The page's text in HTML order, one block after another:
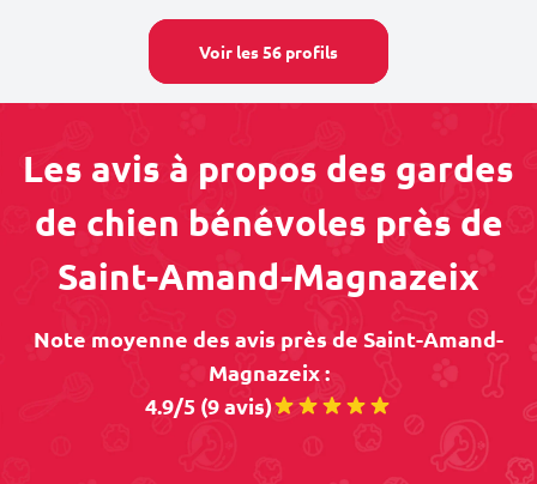
Voir les 56 profils
Les avis à propos des gardes
de chien bénévoles près de
Saint-Amand-Magnazeix
Note moyenne des avis près de Saint-Amand-
Magnazeix :
4.9/5 (9 avis)